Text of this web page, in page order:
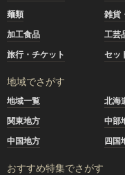
麺類
雑貨
加工食品
工芸
旅行・チケット
セッ
地域でさがす
地域一覧 北海
関東地方
中部
中国地方
四国
おすすめ特集でさがす